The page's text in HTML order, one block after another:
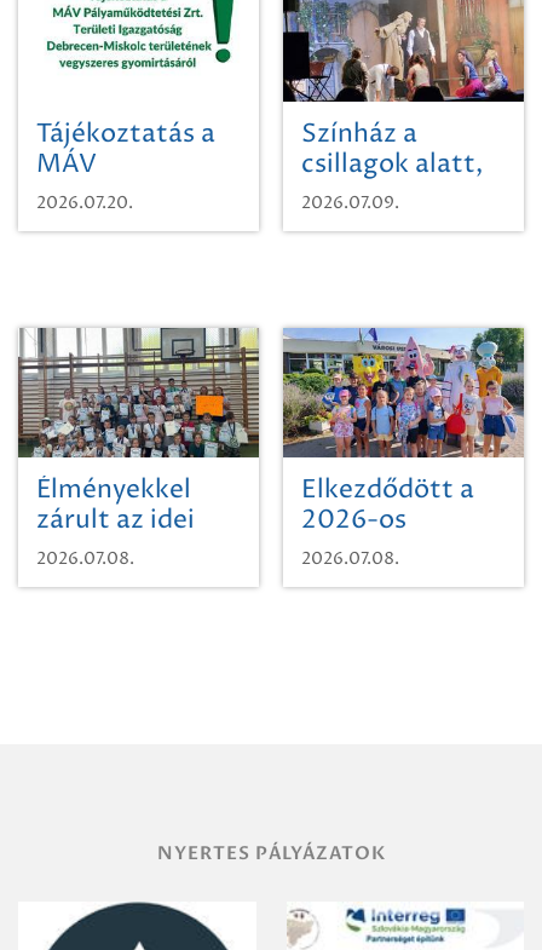
Tájékoztatás a
MÁV
Pályaműködtetési
Zrt. Területi
területének
vegyszeres
gyomirtásáról
2026.07.20.
Színház a
csillagok alatt,
sikeres nyitány
Szikszón
2026.07.09.
Élményekkel
zárult az idei
sporttábor!
2026.07.08.
Elkezdődött a
2026-os
SpongyaBob
tábor!
2026.07.08.
NYERTES PÁLYÁZATOK